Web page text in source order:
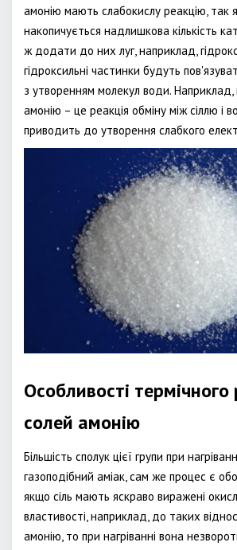
амонію мають слабокислу реакцію, так
накопичується надлишкова кількість
ж додати до них луг, наприклад,
гідроксильні частинки будуть
з утворенням молекул води. Наприклад,
амонію – це реакція обміну між сіллю і
приводить до утворення слабкого
Особливості
солей амонію
Більшість сполук цієї групи при
газоподібний аміак, сам же процес є
якщо сіль мають яскраво виражені
властивості, наприклад, до таких
амонію, то при нагріванні вона